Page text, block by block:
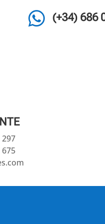
 (+34) 686